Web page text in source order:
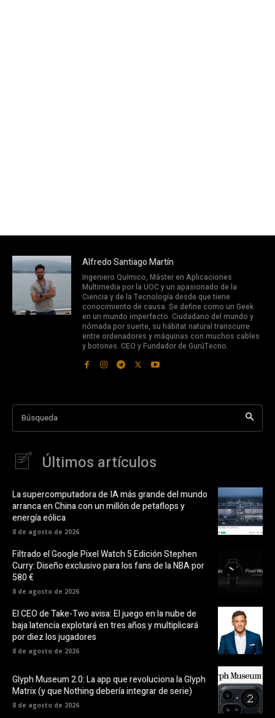
Alfredo Santiago Martín
Ingeniero Químico, Máster en Aplicaciones
Multimedia por la UOC y un apasionado de la
Ciencia y de la Tecnología desde que tiene
conocimiento de causa. Se define como un Geek
en un mundo imperfecto. Ciudadano del mundo y
nómada por suerte, su hábitat natural transcurre
entre ordenadores y máquinas con muchos cables
y botones. CEO y Fundador de GurúTecno.
Búsqueda
Últimos artículos
La supercomputadora de IA más grande del mundo
arranca en China con un millón de petaflops y
energía eólica
8 de agosto de 2026
Filtrado el Google Pixel Watch 5 Edición Stephen
Curry: Diseño exclusivo para los fans de la NBA por
580 €
8 de agosto de 2026
El CEO de Take-Two avisa: El juego en la nube de
baja latencia explotará en tres años y multiplicará
por diez los jugadores
8 de agosto de 2026
Glyph Museum 2.0: La app que revoluciona la Glyph
Matrix (y que Nothing debería integrar de serie)
8 de agosto de 2026